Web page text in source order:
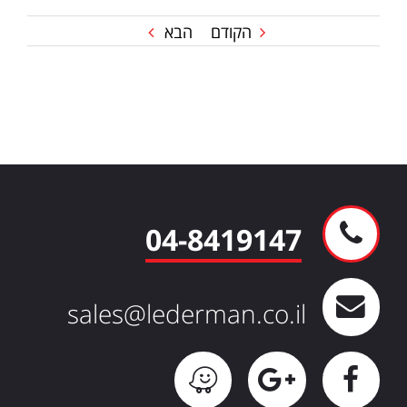
הקודם הבא
04-8419147
sales@lederman.co.il